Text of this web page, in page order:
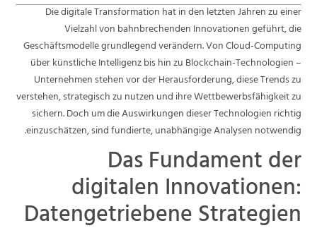
Die digitale Transformation hat in den letzten Jahren zu einer
Vielzahl von bahnbrechenden Innovationen geführt, die
Geschäftsmodelle grundlegend verändern. Von Cloud-Computing
über künstliche Intelligenz bis hin zu Blockchain-Technologien –
Unternehmen stehen vor der Herausforderung, diese Trends zu
verstehen, strategisch zu nutzen und ihre Wettbewerbsfähigkeit zu
sichern. Doch um die Auswirkungen dieser Technologien richtig
einzuschätzen, sind fundierte, unabhängige Analysen notwendig.
Das Fundament der
digitalen Innovationen:
Datengetriebene Strategien